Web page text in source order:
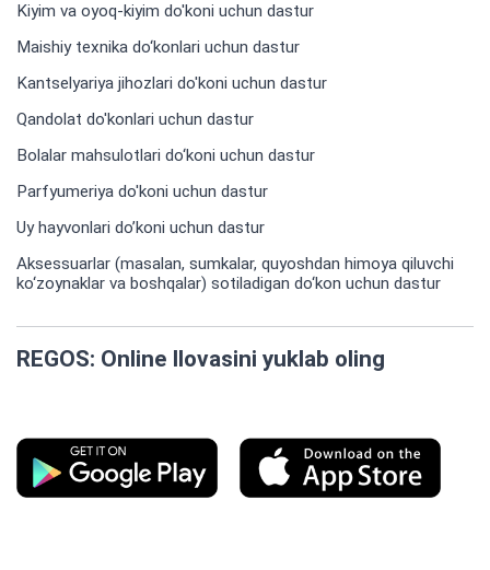
Kiyim va oyoq-kiyim do'koni uchun dastur
Maishiy texnika do‘konlari uchun dastur
Kantselyariya jihozlari do'koni uchun dastur
Qandolat do'konlari uchun dastur
Bolalar mahsulotlari do‘koni uchun dastur
Parfyumeriya do'koni uchun dastur
Uy hayvonlari do’koni uchun dastur
Aksessuarlar (masalan, sumkalar, quyoshdan himoya qiluvchi
ko‘zoynaklar va boshqalar) sotiladigan do‘kon uchun dastur
REGOS: Online Ilovasini yuklab oling